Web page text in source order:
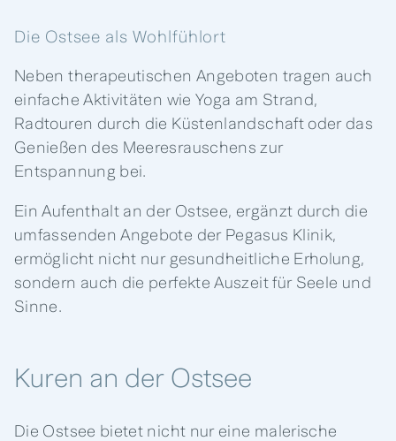
Die Ostsee als Wohlfühlort
Neben therapeutischen Angeboten tragen auch
einfache Aktivitäten wie Yoga am Strand,
Radtouren durch die Küstenlandschaft oder das
Genießen des Meeresrauschens zur
Entspannung bei.
Ein Aufenthalt an der Ostsee, ergänzt durch die
umfassenden Angebote der Pegasus Klinik,
ermöglicht nicht nur gesundheitliche Erholung,
sondern auch die perfekte Auszeit für Seele und
Sinne.
Kuren an der Ostsee
Die Ostsee bietet nicht nur eine malerische